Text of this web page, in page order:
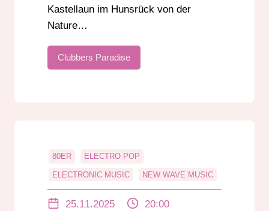
Kastellaun im Hunsrück von der
Nature…
Clubbers Paradise
80ER ELECTRO POP
ELECTRONIC MUSIC NEW WAVE MUSIC
25.11.2025 20:00